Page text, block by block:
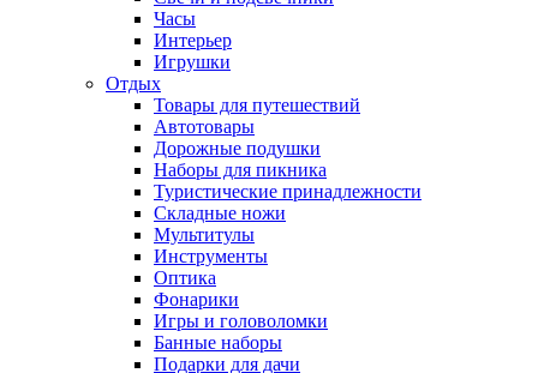
Часы
Интерьер
Игрушки
Отдых
Товары для путешествий
Автотовары
Дорожные подушки
Наборы для пикника
Туристические принадлежности
Складные ножи
Мультитулы
Инструменты
Оптика
Фонарики
Игры и головоломки
Банные наборы
Подарки для дачи